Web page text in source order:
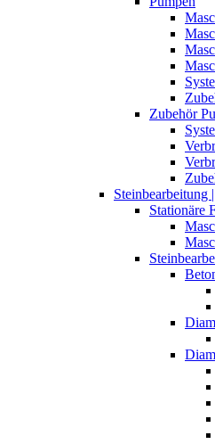
Zubehör
Steinbearbeitung
Stationäre